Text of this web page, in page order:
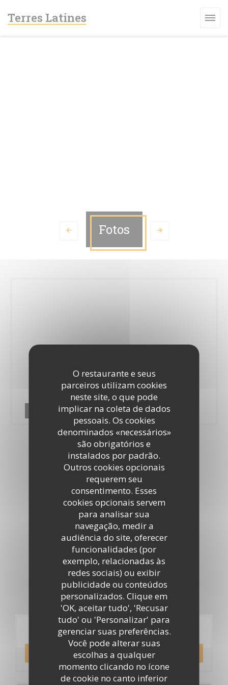
O restaurante e seus
parceiros utilizam cookies
neste site, o que pode
implicar na coleta de dados
pessoais. Os cookies
denominados «necessários»
são obrigatórios e
instalados por padrão.
Outros cookies opcionais
requerem seu
consentimento. Esses
cookies opcionais servem
para analisar sua
navegação, medir a
audiência do site, oferecer
funcionalidades (por
exemplo, relacionadas às
redes sociais) ou exibir
publicidade ou conteúdos
personalizados. Clique em
'OK, aceitar tudo', 'Recusar
tudo' ou 'Personalizar' para
gerenciar suas preferências.
Você pode alterar suas
escolhas a qualquer
momento clicando no ícone
de cookie no canto inferior
Terres Latines
Fotos
Terres Latines
Tour virtual
Reserva
RESERVAR UMA MESA